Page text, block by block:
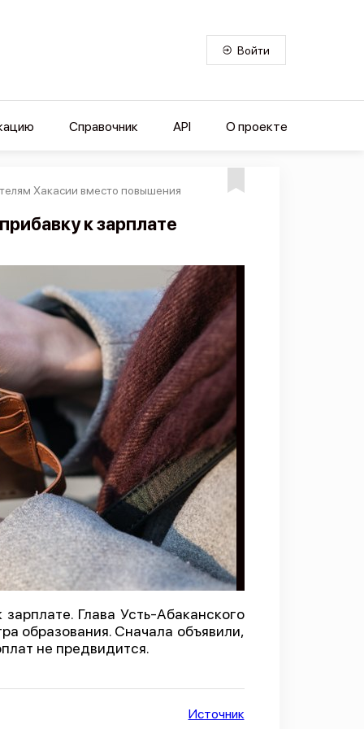
Войти
Справочник API О проекте
Хакасии вместо повышения
к зарплате
Глава Усть-Абаканского
образования. Cначала объявили,
не предвидится.
Источник